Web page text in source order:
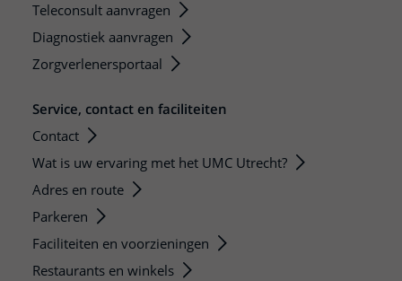
Teleconsult aanvragen
Diagnostiek aanvragen
Zorgverlenersportaal
Service, contact en faciliteiten
Contact
Wat is uw ervaring met het UMC Utrecht?
Adres en route
Parkeren
Faciliteiten en voorzieningen
Restaurants en winkels